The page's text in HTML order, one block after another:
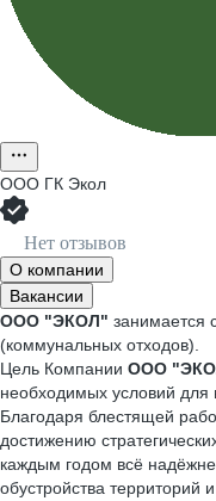
ООО ГК Экол
Нет отзывов
О компании
Вакансии
ООО "ЭКОЛ" занимается
(коммунальных отходов).
Цель Компании ООО
необходимых условий для
Благодаря блестящей
достижению
каждым годом всё
обустройства территорий